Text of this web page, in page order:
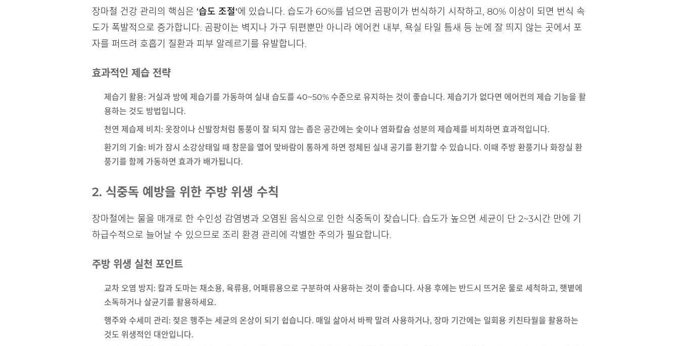
장마철 건강 관리의 핵심은 '습도 조절'에 있습니다. 습도가 60%를 넘으면 곰팡이가 번식하기 시작하고, 80% 이상이 되면 번식 속
도가 폭발적으로 증가합니다. 곰팡이는 벽지나 가구 뒤편뿐만 아니라 에어컨 내부, 욕실 타일 틈새 등 눈에 잘 띄지 않는 곳에서 포
자를 퍼뜨려 호흡기 질환과 피부 알레르기를 유발합니다.
효과적인 제습 전략
제습기 활용: 거실과 방에 제습기를 가동하여 실내 습도를 40~50% 수준으로 유지하는 것이 좋습니다. 제습기가 없다면 에어컨의 제습 기능을 활
용하는 것도 방법입니다.
천연 제습제 비치 : 옷장이나 신발장처럼 통풍이 잘 되지 않는 좁은 공간에는 숯이나 염화칼슘 성분의 제습제를 비치하면 효과적입니다.
환기의 기술: 비가 잠시 소강상태일 때 창문을 열어 맞바람이 통하게 하면 정체된 실내 공기를 환기할 수 있습니다. 이때 주방 환풍기나 화장실 환
풍기를 함께 가동하면 효과가 배가됩니다.
2. 식중독 예방을 위한 주방 위생 수칙
장마철에는 물을 매개로 한 수인성 감염병과 오염된 음식으로 인한 식중독이 잦습니다. 습도가 높으면 세균이 단 2~3시간 만에 기
하급수적으로 늘어날 수 있으므로 조리 환경 관리에 각별한 주의가 필요합니다.
주방 위생 실천 포인트
교차 오염 방지 : 칼과 도마는 채소용, 육류용, 어패류용으로 구분하여 사용하는 것이 좋습니다. 사용 후에는 반드시 뜨거운 물로 세척하고, 햇볕에
소독하거나 살균기를 활용하세요.
행주와 수세미 관리 : 젖은 행주는 세균의 온상이 되기 쉽습니다. 매일 삶아서 바짝 말려 사용하거나, 장마 기간에는 일회용 키친타월을 활용하는
것도 위생적인 대안입니다.